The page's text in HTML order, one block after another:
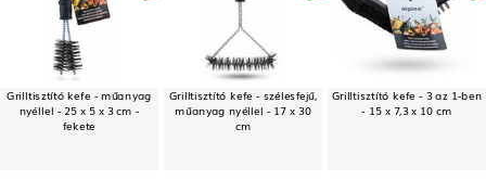
Grilltisztító kefe - műanyag
nyéllel - 25 x 5 x 3 cm -
fekete
Grilltisztító kefe - szélesfejű,
műanyag nyéllel - 17 x 30
cm
Grilltisztító kefe - 3 az 1-ben
- 15 x 7,3 x 10 cm